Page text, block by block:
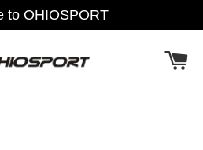
to OHIOSPORT